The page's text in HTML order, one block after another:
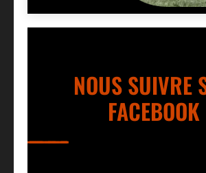
NOUS SUIVRE
FACEBOOK